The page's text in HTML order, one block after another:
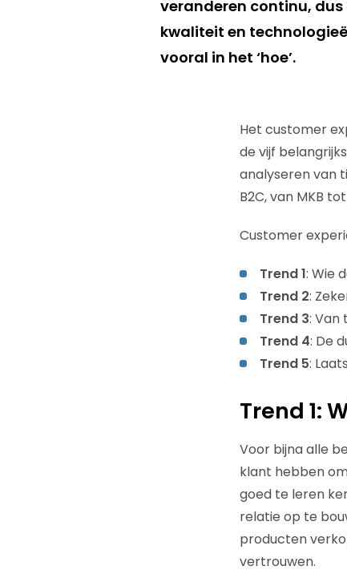
veranderen continu, dus
kwaliteit en
vooral in het ‘hoe’.
Het customer
de vijf
analyseren van
B2C, van MKB
Customer
Trend 1: Wie
Trend 2:
Trend 3: Van
Trend 4: De
Trend 5:
Trend 1:
Voor bijna alle
klant hebben
goed te leren
relatie op te
producten
vertrouwen.